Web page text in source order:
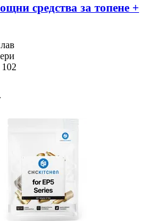
средства за топене +